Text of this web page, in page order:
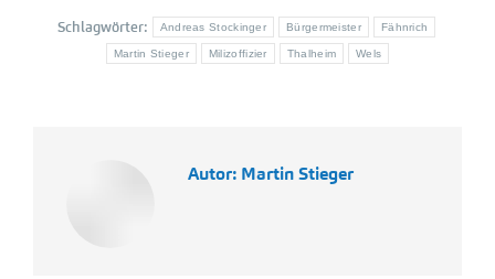
Schlagwörter: Andreas Stockinger Bürgermeister Fähnrich
Martin Stieger Milizoffizier Thalheim Wels
Autor: Martin Stieger